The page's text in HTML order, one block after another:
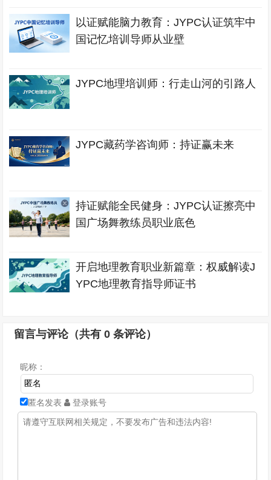
以证赋能脑力教育：JYPC认证筑牢中
国记忆培训导师从业壁
JYPC地理培训师：行走山河的引路人
JYPC藏药学咨询师：持证赢未来
持证赋能全民健身：JYPC认证擦亮中
国广场舞教练员职业底色
开启地理教育职业新篇章：权威解读J
YPC地理教育指导师证书
留言与评论（共有0 条评论）
昵称：
匿名发表 登录账号